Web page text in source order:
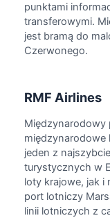
punktami
transferowymi.
jest bramą do
Czerwonego.
RMF Airlines
Międzynarodowy
międzynarodowe
jeden z
turystycznych w
loty krajowe, jak i
port lotniczy
linii lotniczych z